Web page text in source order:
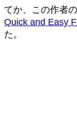
てか、この作者
Quick and Easy
た。